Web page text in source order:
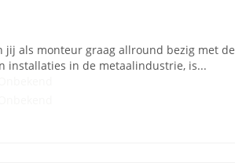
als monteur graag allround bezig met de
installaties in de metaalindustrie, is...